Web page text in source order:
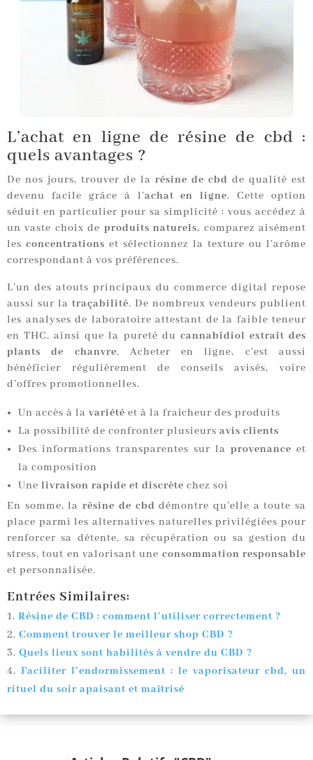
L’achat en ligne de résine de cbd :
quels avantages ?
De nos jours, trouver de la résine de cbd de qualité est
devenu facile grâce à l’achat en ligne. Cette option
séduit en particulier pour sa simplicité : vous accédez à
un vaste choix de produits naturels, comparez aisément
les concentrations et sélectionnez la texture ou l’arôme
correspondant à vos préférences.
L’un des atouts principaux du commerce digital repose
aussi sur la traçabilité. De nombreux vendeurs publient
les analyses de laboratoire attestant de la faible teneur
en THC, ainsi que la pureté du cannabidiol extrait des
plants de chanvre. Acheter en ligne, c’est aussi
bénéficier régulièrement de conseils avisés, voire
d’offres promotionnelles.
Un accès à la variété et à la fraîcheur des produits
La possibilité de confronter plusieurs avis clients
Des informations transparentes sur la provenance et
la composition
Une livraison rapide et discrète chez soi
En somme, larésine de cbd démontre qu’elle a toute sa
place parmi les alternatives naturelles privilégiées pour
renforcer sa détente, sa récupération ou sa gestion du
stress, tout en valorisant une consommation responsable
et personnalisée.
Entrées Similaires:
Résine de CBD : comment l’utiliser correctement ?
Comment trouver le meilleur shop CBD ?
Quels lieux sont habilités à vendre du CBD ?
Faciliter l’endormissement : le vaporisateur cbd, un
rituel du soir apaisant et maîtrisé